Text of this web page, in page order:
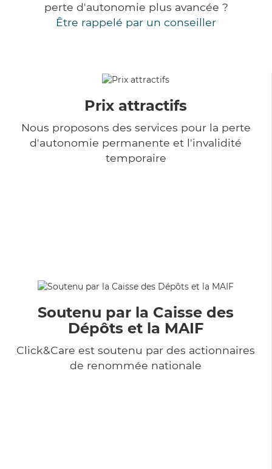
perte d'autonomie plus avancée ?
Être rappelé par un conseiller
Prix attractifs
Nous proposons des services pour la perte
d'autonomie permanente et l'invalidité
temporaire
Soutenu par la Caisse des
Dépôts et la MAIF
Click&Care est soutenu par des actionnaires
de renommée nationale